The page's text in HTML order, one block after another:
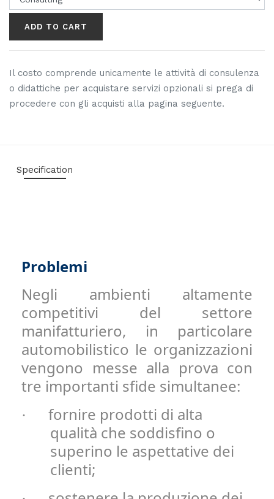
ADD TO CART
Il costo comprende unicamente le attività di consulenza
o didattiche per acquistare servizi opzionali si prega di
procedere con gli acquisti alla pagina seguente.
Specification
Problemi
Negli ambienti altamente
competitivi del settore
manifatturiero, in particolare
automobilistico le organizzazioni
vengono messe alla prova con
tre importanti sfide simultanee:
·
fornire prodotti di alta
qualità che soddisfino o
superino le aspettative dei
clienti;